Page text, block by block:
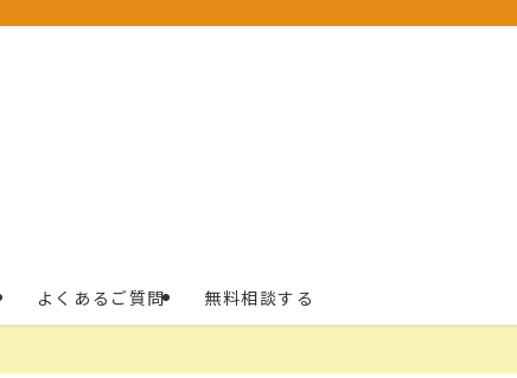
よくあるご質問 無料相談する